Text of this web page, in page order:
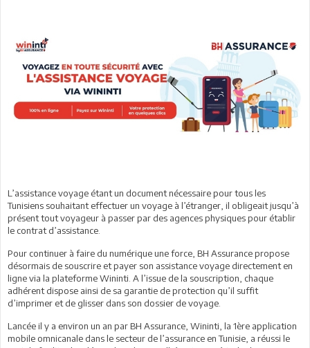
L’assistance voyage étant un document nécessaire pour tous les
Tunisiens souhaitant effectuer un voyage à l’étranger, il obligeait jusqu’à
présent tout voyageur à passer par des agences physiques pour établir
le contrat d’assistance.
Pour continuer à faire du numérique une force, BH Assurance propose
désormais de souscrire et payer son assistance voyage directement en
ligne via la plateforme Wininti. A l’issue de la souscription, chaque
adhérent dispose ainsi de sa garantie de protection qu’il suffit
d’imprimer et de glisser dans son dossier de voyage.
Lancée il y a environ un an par BH Assurance, Wininti, la 1ère application
mobile omnicanale dans le secteur de l’assurance en Tunisie, a réussi le